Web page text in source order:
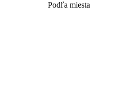
Podľa miesta